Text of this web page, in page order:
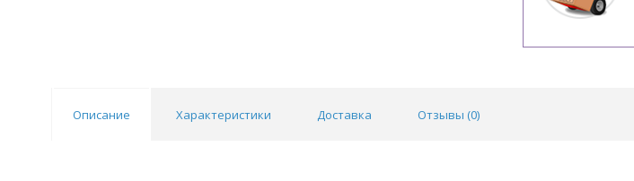
Описание Характеристики Доставка Отзывы (0)